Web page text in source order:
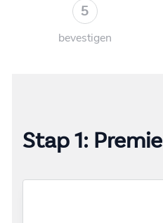
5
bevestigen
Stap 1: Premie